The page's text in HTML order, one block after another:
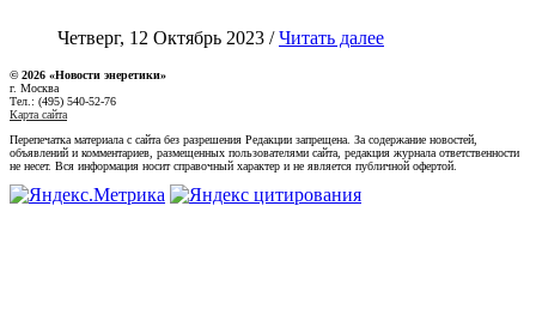
Четверг, 12 Октябрь 2023 /Читать далее
© 2026 «Новости энеретики»
г. Москва
Тел.: (495) 540-52-76
Карта сайта
Перепечатка материала с сайта без разрешения Редакции запрещена. За содержание новостей,
объявлений и комментариев, размещенных пользователями сайта, редакция журнала ответственности
не несет. Вся информация носит справочный характер и не является публичной офертой.